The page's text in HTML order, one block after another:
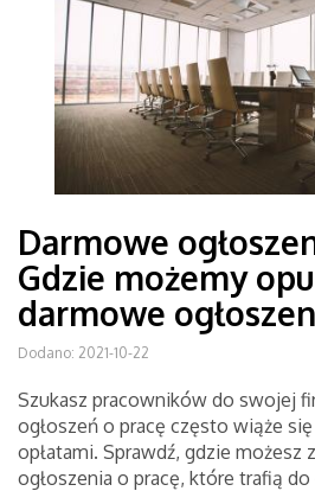
Darmowe
Gdzie możemy
darmowe
Dodano: 2021-10-22
Szukasz pracowników do swojej
ogłoszeń o pracę często wiąże
opłatami. Sprawdź, gdzie możesz
ogłoszenia o pracę, które trafią